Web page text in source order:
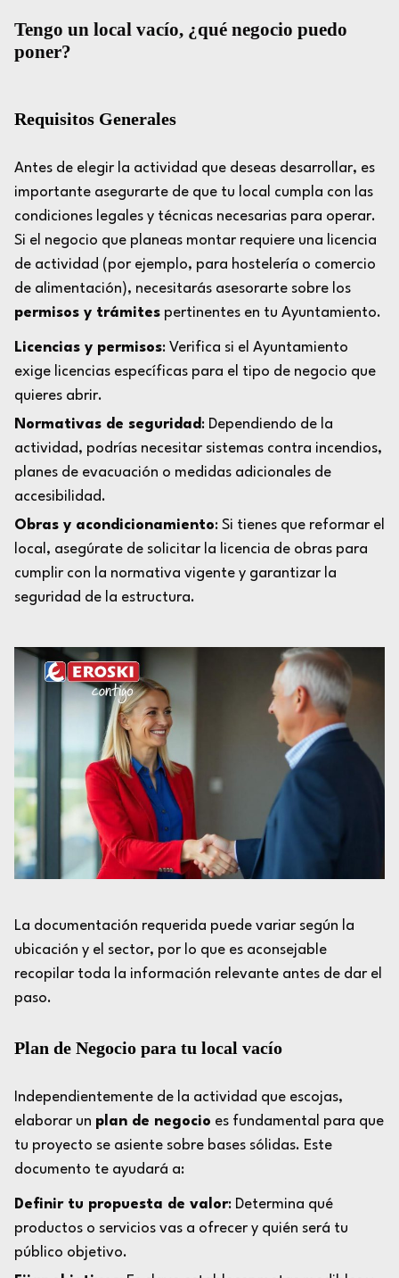
Tengo un local vacío, ¿qué negocio puedo
poner?
Requisitos Generales
Antes de elegir la actividad que deseas desarrollar, es
importante asegurarte de que tu local cumpla con las
condiciones legales y técnicas necesarias para operar.
Si el negocio que planeas montar requiere una licencia
de actividad (por ejemplo, para hostelería o comercio
de alimentación), necesitarás asesorarte sobre los
permisos y trámites pertinentes en tu Ayuntamiento.
Licencias y permisos: Verifica si el Ayuntamiento
exige licencias específicas para el tipo de negocio que
quieres abrir.
Normativas de seguridad : Dependiendo de la
actividad, podrías necesitar sistemas contra incendios,
planes de evacuación o medidas adicionales de
accesibilidad.
Obras y acondicionamiento: Si tienes que reformar el
local, asegúrate de solicitar la licencia de obras para
cumplir con la normativa vigente y garantizar la
seguridad de la estructura.
La documentación requerida puede variar según la
ubicación y el sector, por lo que es aconsejable
recopilar toda la información relevante antes de dar el
paso.
Plan de Negocio para tu local vacío
Independientemente de la actividad que escojas,
elaborar un plan de negocio es fundamental para que
tu proyecto se asiente sobre bases sólidas. Este
documento te ayudará a:
Definir tu propuesta de valor: Determina qué
productos o servicios vas a ofrecer y quién será tu
público objetivo.